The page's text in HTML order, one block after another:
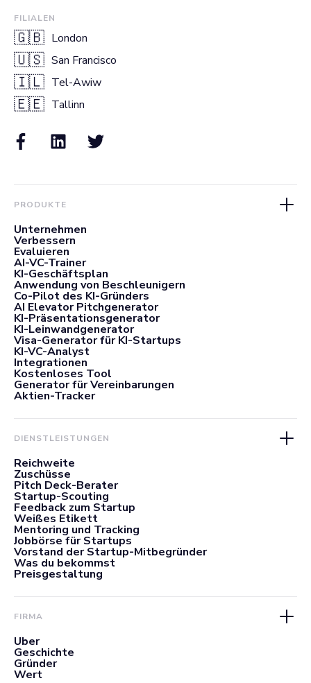
FILIALEN
🇬🇧 London
🇺🇸 San Francisco
🇮🇱 Tel-Awiw
🇪🇪 Tallinn
PRODUKTE
Unternehmen
Verbessern
Evaluieren
AI-VC-Trainer
KI-Geschäftsplan
Anwendung von Beschleunigern
Co-Pilot des KI-Gründers
AI Elevator Pitchgenerator
KI-Präsentationsgenerator
KI-Leinwandgenerator
Visa-Generator für KI-Startups
KI-VC-Analyst
Integrationen
Kostenloses Tool
Generator für Vereinbarungen
Aktien-Tracker
DIENSTLEISTUNGEN
Reichweite
Zuschüsse
Pitch Deck-Berater
Startup-Scouting
Feedback zum Startup
Weißes Etikett
Mentoring und Tracking
Jobbörse für Startups
Vorstand der Startup-Mitbegründer
Was du bekommst
Preisgestaltung
FIRMA
Über
Geschichte
Gründer
Wert